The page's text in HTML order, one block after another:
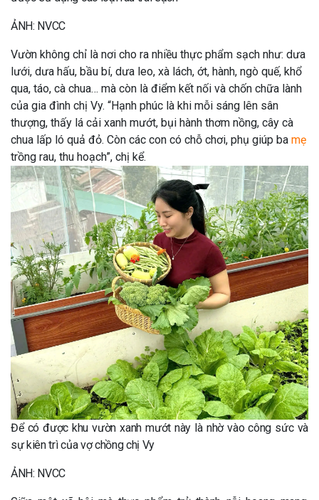
ẢNH: NVCC
Vườn không chỉ là nơi cho ra nhiều thực phẩm sạch như: dưa
lưới, dưa hấu, bầu bí, dưa leo, xà lách, ớt, hành, ngò quế, khổ
qua, táo, cà chua… mà còn là điểm kết nối và chốn chữa lành
của gia đình chị Vy. “Hạnh phúc là khi mỗi sáng lên sân
thượng, thấy lá cải xanh mướt, bụi hành thơm nồng, cây cà
chua lấp ló quả đỏ. Còn các con có chỗ chơi, phụ giúp ba mẹ
trồng rau, thu hoạch”, chị kể.
Để có được khu vườn xanh mướt này là nhờ vào công sức và
sự kiên trì của vợ chồng chị Vy
ẢNH: NVCC